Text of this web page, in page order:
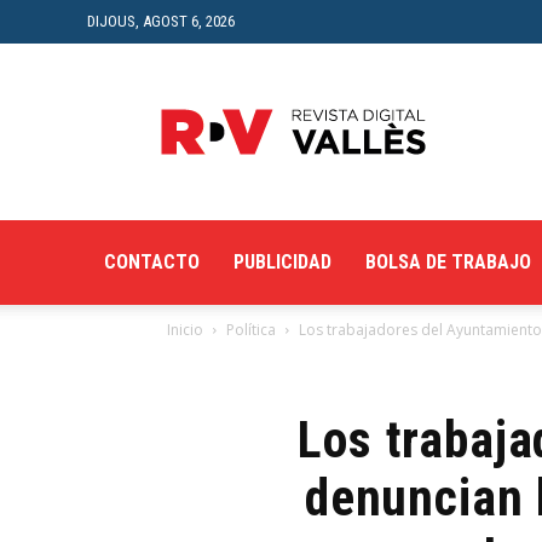
DIJOUS, AGOST 6, 2026
Digital
del
CONTACTO PUBLICIDAD BOLSA DE TRABAJO
Inicio Política Los trabajadores del
Los